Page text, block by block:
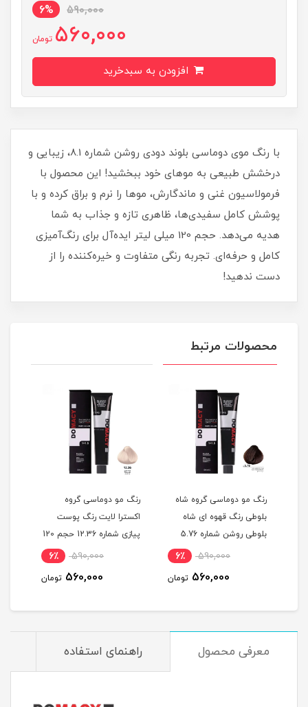
590,000
6%
560,000 تومان
با رنگ موی دوماسی بلوند دودی روشن شماره 8.1، زیبایی و
درخشش طبیعی به موهای خود ببخشید! این محصول با
فرمولاسیون غنی و ماندگارش، موها را نرم و براق کرده و با
پوشش کامل سفیدی‌ها، ظاهری تازه و جذاب به شما
هدیه می‌دهد. حجم 120 میلی‌ لیتر ایده‌آل برای رنگ‌آمیزی
کامل و حرفه‌ای. تجربه رنگی متفاوت و خیره‌کننده را از
دست ندهید!
محصولات مرتبط
رنگ مو دوماسی گروه شاه
بلوطی رنگ قهوه ای شاه
بلوطی روشن شماره 5.76
590,000 6٪
560,000 تومان
رنگ مو دوماسی گروه
اکسترا لایت رنگ پوست
پیازی شماره 12.36 حجم 120
590,000 6٪
560,000 تومان
معرفی محصول راهنمای استفاده